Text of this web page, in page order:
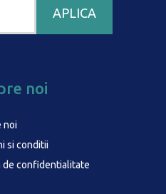
noi
noi
si conditii
de confidentialitate